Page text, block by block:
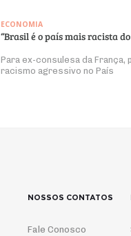
ECONOMIA
“Brasil é o país mais racista
Para ex-consulesa da
racismo agressivo no País
NOSSOS CONTATOS
Fale Conosco